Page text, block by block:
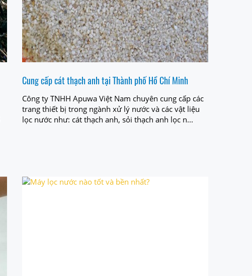
Cung cấp cát thạch anh tại Thành phố Hồ Chí Minh
Công ty TNHH Apuwa Việt Nam chuyên cung cấp các
trang thiết bị trong ngành xử lý nước và các vật liệu
lọc nước như: cát thạch anh, sỏi thạch anh lọc n...